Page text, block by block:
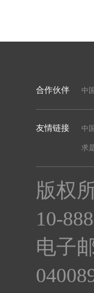
合作伙伴 中
友情链接 中
求
版权
10-
电子